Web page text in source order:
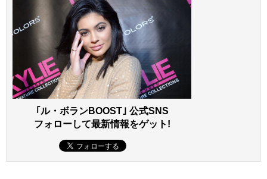
いきなり上級者感の漂うセンスを見せつけるが、コレ、
実はパパであるブルース・ジェンナーのもの。陸上競技で
の元オリンピック金メダリスト、やっぱクルマも俊足が好
き!? それにしても難易度高めのボディカラーを、難なく
乗りこなすカイリーもすごい。
そして真のセレブといえば、のロールスロイス・ゴース
｢ル・ボランBOOST｣ 公式SNS
フォローして最新情報をゲット!